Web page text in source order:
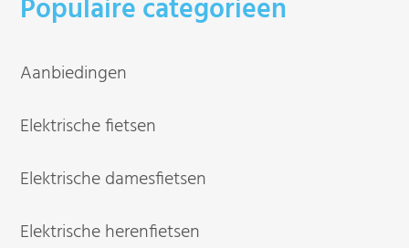
Populaire categorieen
Aanbiedingen
Elektrische fietsen
Elektrische damesfietsen
Elektrische herenfietsen